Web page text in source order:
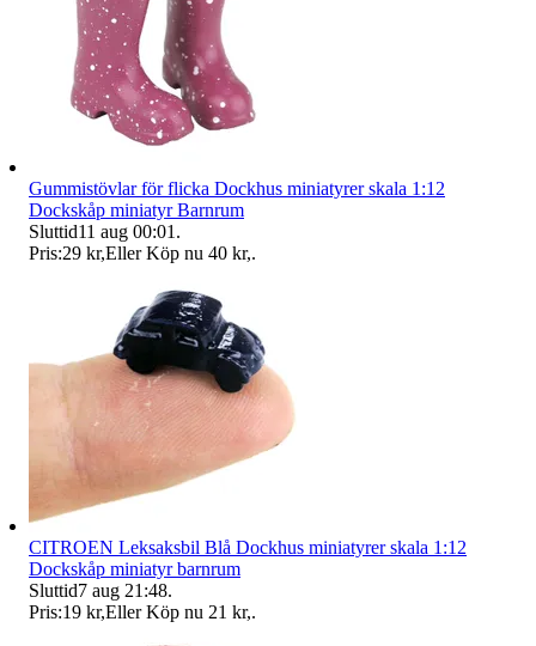
Gummistövlar för flicka Dockhus miniatyrer skala 1:12
Dockskåp miniatyr Barnrum
Sluttid11 aug 00:01 .
Pris:29 kr,Eller Köp nu 40 kr,.
CITROEN Leksaksbil Blå Dockhus miniatyrer skala 1:12
Dockskåp miniatyr barnrum
Sluttid7 aug 21:48.
Pris:19 kr,Eller Köp nu 21 kr,.